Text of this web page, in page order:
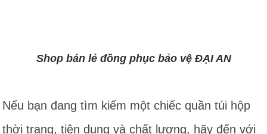
Shop bán lẻ đồng phục bảo vệ ĐẠI AN
Nếu bạn đang tìm kiếm một chiếc quần túi hộp
thời trang, tiện dụng và chất lượng, hãy đến với